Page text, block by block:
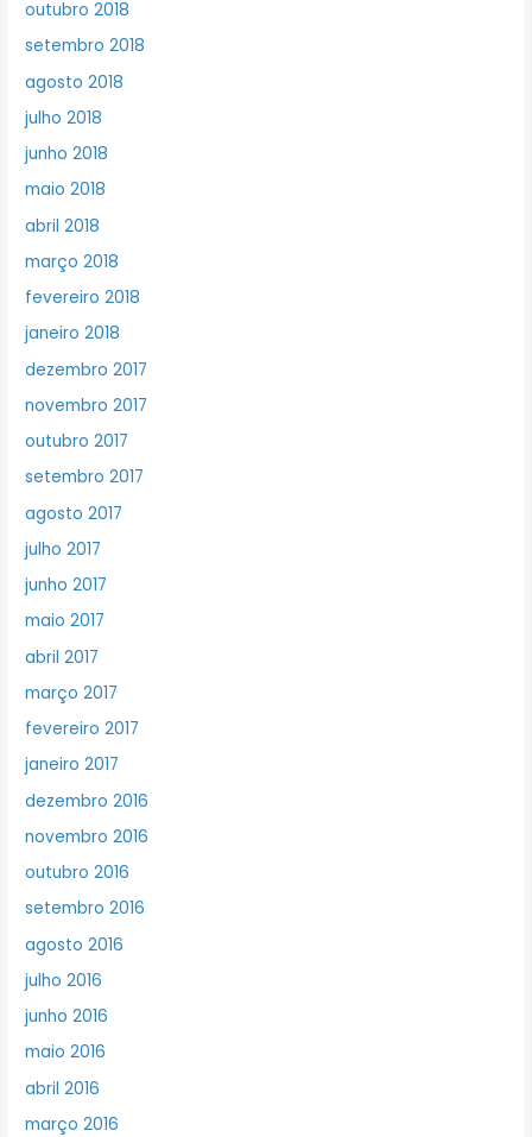
outubro 2018
setembro 2018
agosto 2018
julho 2018
junho 2018
maio 2018
abril 2018
março 2018
fevereiro 2018
janeiro 2018
dezembro 2017
novembro 2017
outubro 2017
setembro 2017
agosto 2017
julho 2017
junho 2017
maio 2017
abril 2017
março 2017
fevereiro 2017
janeiro 2017
dezembro 2016
novembro 2016
outubro 2016
setembro 2016
agosto 2016
julho 2016
junho 2016
maio 2016
abril 2016
março 2016